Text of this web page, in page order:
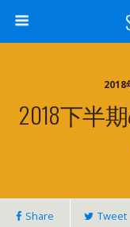
2018
2018下半
Share Tweet